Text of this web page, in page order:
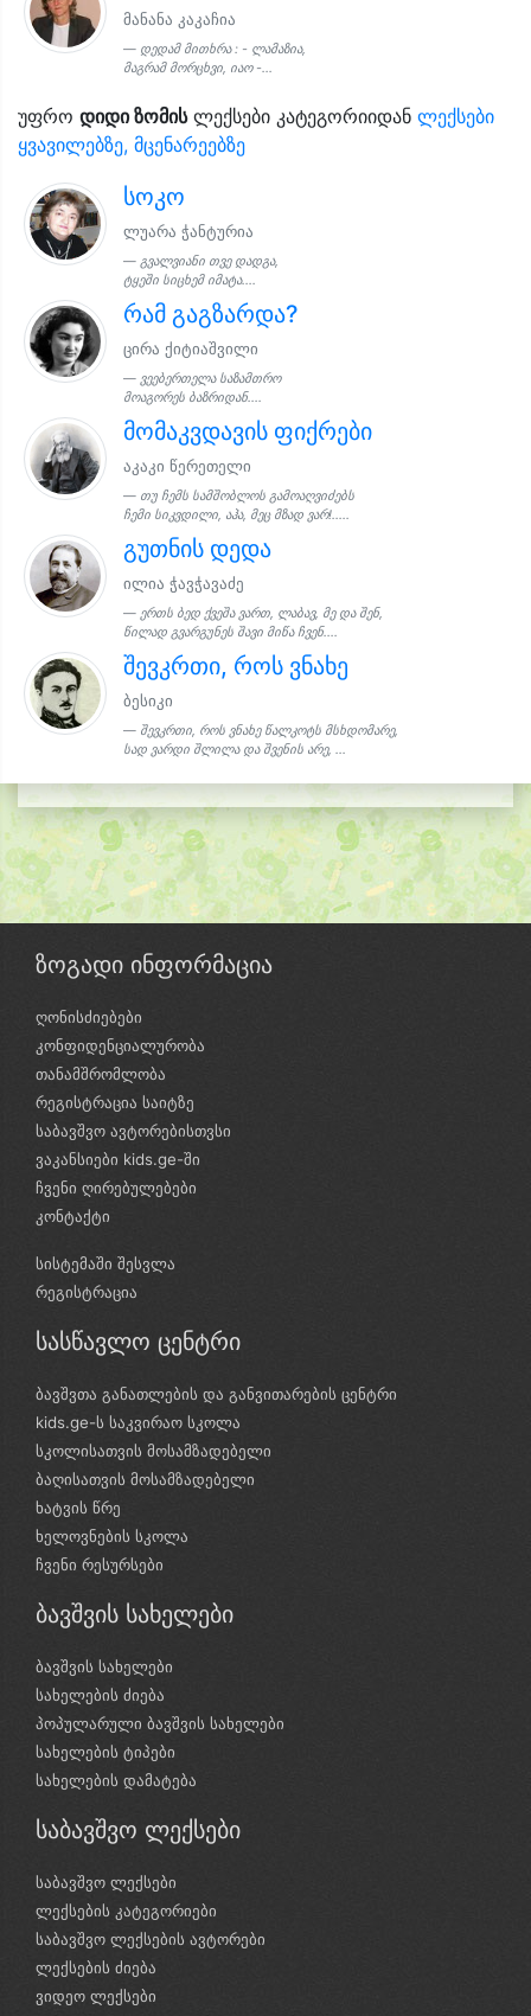
მანანა კაკაჩია
დედამ მითხრა : - ლამაზია,
მაგრამ მორცხვი, იაო -...
უფრო დიდი ზომისლექსები კატეგორიიდან ლექსები
ყვავილებზე, მცენარეებზე
სოკო
ლუარა ჭანტურია
გვალვიანი თვე დადგა,
ტყეში სიცხემ იმატა....
რამ გაგზარდა?
ცირა ქიტიაშვილი
ვეებერთელა საზამთრო
მოაგორეს ბაზრიდან....
მომაკვდავის ფიქრები
აკაკი წერეთელი
თუ ჩემს სამშობლოს გამოაღვიძებს
ჩემი სიკვდილი, აჰა, მეც მზად ვარ!.....
გუთნის დედა
ილია ჭავჭავაძე
ერთს ბედ ქვეშა ვართ, ლაბავ, მე და შენ,
წილად გვარგუნეს შავი მიწა ჩვენ....
შევკრთი, როს ვნახე
ბესიკი
შევკრთი, როს ვნახე წალკოტს მსხდომარე,
სად ვარდი შლილა და შვენის არე, ...
ზოგადი ინფორმაცია
ღონისძიებები
კონფიდენციალურობა
თანამშრომლობა
რეგისტრაცია საიტზე
საბავშვო ავტორებისთვსი
ვაკანსიები kids.ge-ში
ჩვენი ღირებულებები
კონტაქტი
სისტემაში შესვლა
რეგისტრაცია
სასწავლო ცენტრი
ბავშვთა განათლების და განვითარების ცენტრი
kids.ge-ს საკვირაო სკოლა
სკოლისათვის მოსამზადებელი
ბაღისათვის მოსამზადებელი
ხატვის წრე
ხელოვნების სკოლა
ჩვენი რესურსები
ბავშვის სახელები
ბავშვის სახელები
სახელების ძიება
პოპულარული ბავშვის სახელები
სახელების ტიპები
სახელების დამატება
საბავშვო ლექსები
საბავშვო ლექსები
ლექსების კატეგორიები
საბავშვო ლექსების ავტორები
ლექსების ძიება
ვიდეო ლექსები